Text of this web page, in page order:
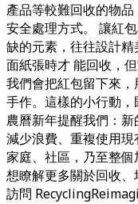
產品等較難回收的物
安全處理方式。 讓紅
缺的元素，往往設計
面紙張時才 能回收，
我們會把紅包留下來
手作。這樣的小行動，
農曆新年提醒我們：
減少浪費、重複使用
家庭、社區，乃至整個
想瞭解更多關於回收
訪問